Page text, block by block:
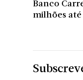
Banco
milhões